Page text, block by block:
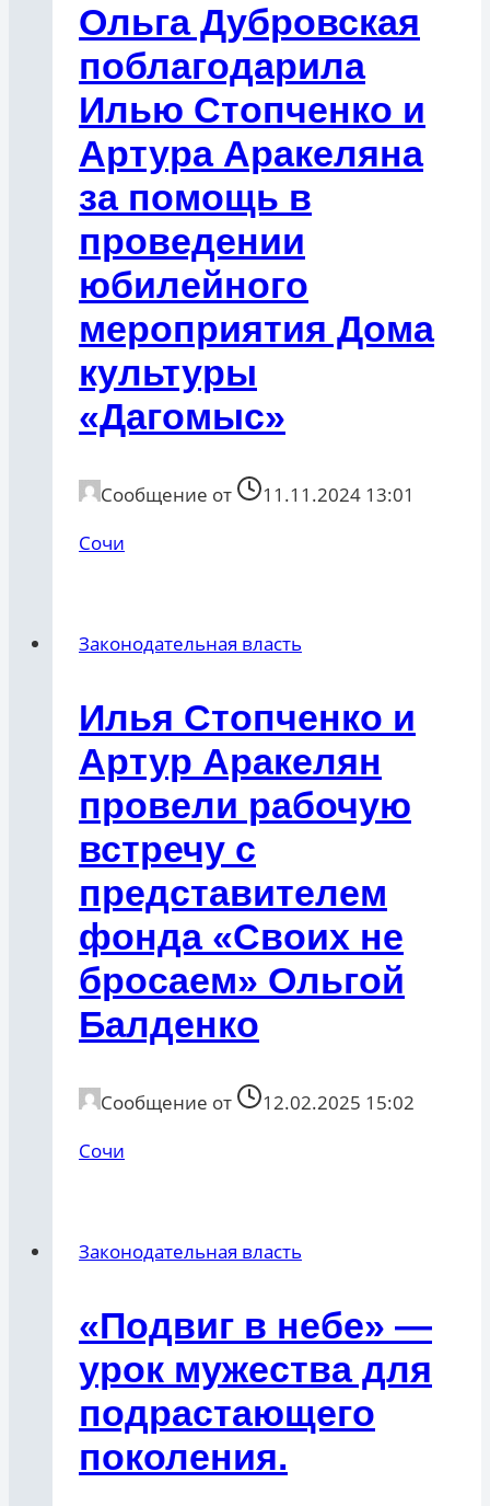
Ольга Дубровская
поблагодарила
Илью Стопченко и
Артура Аракеляна
за помощь в
проведении
юбилейного
мероприятия Дома
культуры
«Дагомыс»
Сообщение от
11.11.2024 13:01
Сочи
Законодательная власть
Илья Стопченко и
Артур Аракелян
провели рабочую
встречу с
представителем
фонда «Своих не
бросаем» Ольгой
Балденко
Сообщение от
12.02.2025 15:02
Сочи
Законодательная власть
«Подвиг в небе» —
урок мужества для
подрастающего
поколения.